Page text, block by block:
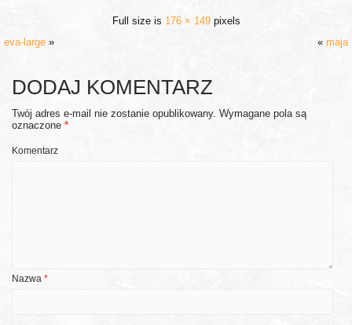
Full size is 176 × 149pixels
eva-large » « maja
DODAJ KOMENTARZ
Twój adres e-mail nie zostanie opublikowany. Wymagane pola są
oznaczone*
Komentarz
Nazwa*